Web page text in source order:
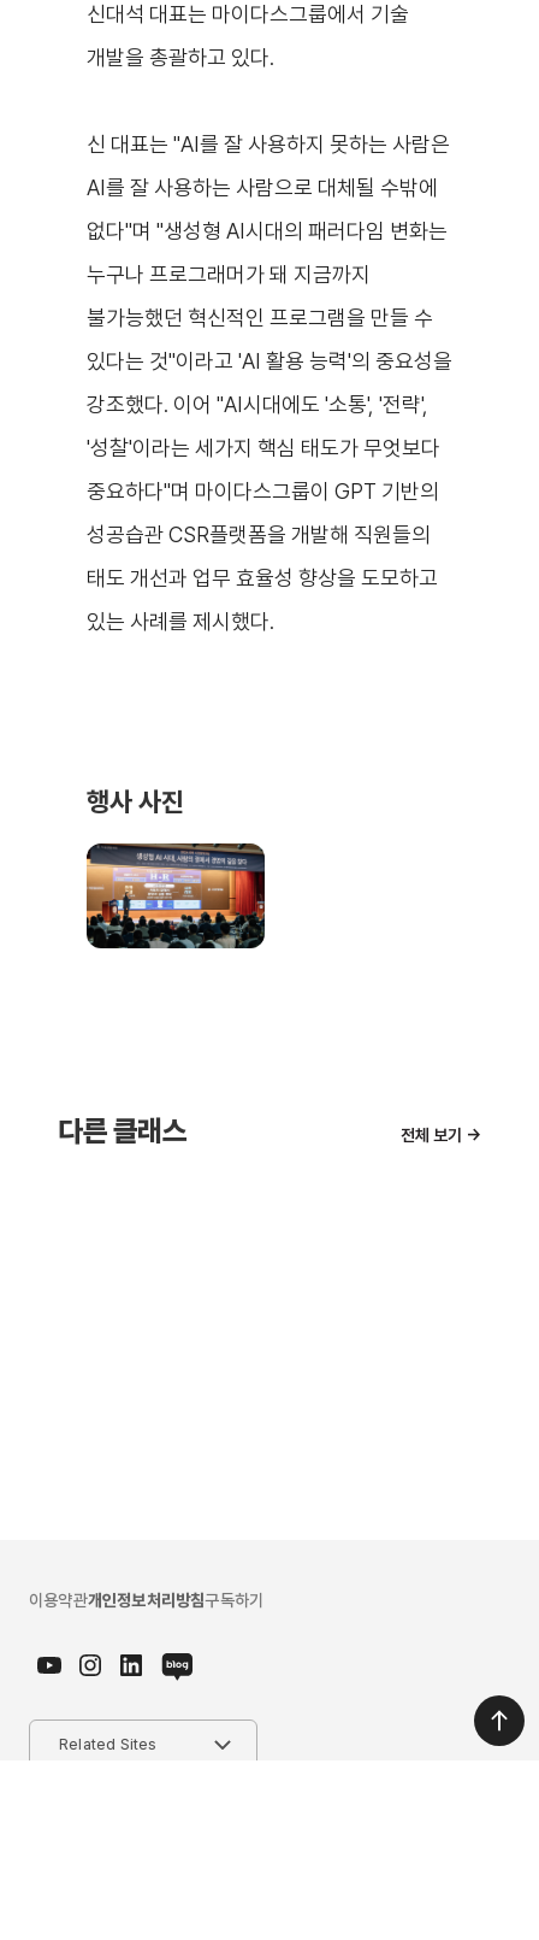
신대석 대표는 마이다스그룹에서 기술
개발을 총괄하고 있다.
신 대표는 "AI를 잘 사용하지 못하는 사람은
AI를 잘 사용하는 사람으로 대체될 수밖에
없다"며 "생성형 AI시대의 패러다임 변화는
누구나 프로그래머가 돼 지금까지
불가능했던 혁신적인 프로그램을 만들 수
있다는 것"이라고 'AI 활용 능력'의 중요성을
강조했다. 이어 "AI시대에도 '소통', '전략',
'성찰'이라는 세가지 핵심 태도가 무엇보다
중요하다"며 마이다스그룹이 GPT 기반의
성공습관 CSR플랫폼을 개발해 직원들의
태도 개선과 업무 효율성 향상을 도모하고
있는 사례를 제시했다.
행사 사진
다른 클래스 전체 보기 →
건너가는 자
2026.05.15
생각산책
인공지능 시대, 뇌과학으로 인간을 성찰하다
이용약관개인정보처리방침구독하기
Related Sites
마이다스그룹